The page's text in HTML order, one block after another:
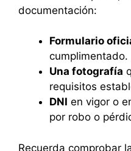
documentación:
Formulario
cumplimentado.
Una fotografía
requisitos
DNI en vigor o
por robo o
Recuerda comprobar